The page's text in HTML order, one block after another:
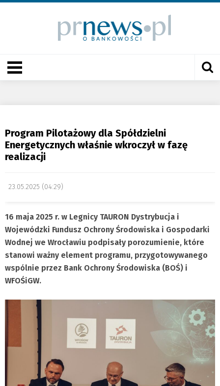
Program Pilotażowy dla Spółdzielni
Energetycznych właśnie wkroczył w fazę
realizacji
23.05.2025 (04:29)
16 maja 2025 r. w Legnicy TAURON Dystrybucja i
Wojewódzki Fundusz Ochrony Środowiska i Gospodarki
Wodnej we Wrocławiu podpisały porozumienie, które
stanowi ważny element programu, przygotowywanego
wspólnie przez Bank Ochrony Środowiska (BOŚ) i
WFOŚiGW.